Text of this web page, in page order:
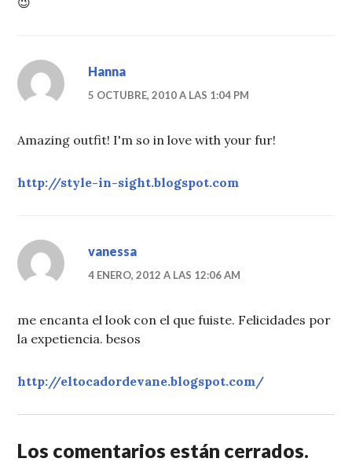
Hanna
5 OCTUBRE, 2010 A LAS 1:04 PM
Amazing outfit! I'm so in love with your fur!
http://style-in-sight.blogspot.com
vanessa
4 ENERO, 2012 A LAS 12:06 AM
me encanta el look con el que fuiste. Felicidades por
la expetiencia. besos
http://eltocadordevane.blogspot.com/
Los comentarios están cerrados.